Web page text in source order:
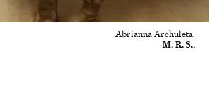
Abrianna Archuleta.
M. R. S.,